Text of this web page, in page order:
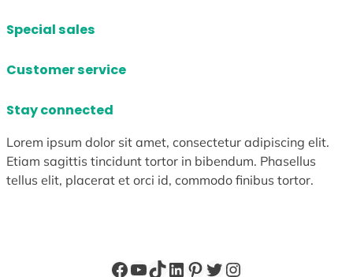
Special sales
Customer service
Stay connected
Lorem ipsum dolor sit amet, consectetur adipiscing elit.
Etiam sagittis tincidunt tortor in bibendum. Phasellus
tellus elit, placerat et orci id, commodo finibus tortor.
Facebook
YouTube
TikTok
LinkedIn
Pinterest
X Instagram